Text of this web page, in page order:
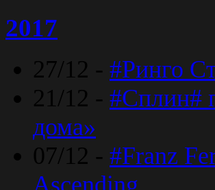
2017
27/12 - #Ринго
21/12 - #Сплин#
дома»
07/12 - #Franz